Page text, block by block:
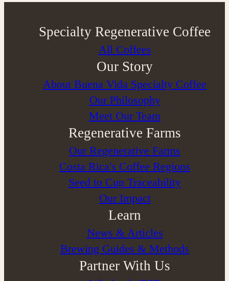
Specialty Regenerative Coffee
All Coffees
Our Story
About Buena Vida Specialty Coffee
⁠Our Philosophy
Meet Our Team
Regenerative Farms
Our Regenerative Farms
Costa Rica's Coffee Regions
Seed to Cup Traceability
Our Impact
Learn
News & Articles
Brewing Guides & Methods
Partner With Us